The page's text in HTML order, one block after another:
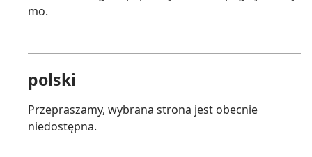
mo.
polski
Przepraszamy, wybrana strona jest obecnie
niedostępna.